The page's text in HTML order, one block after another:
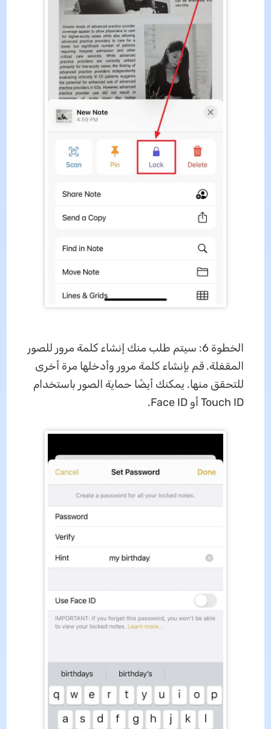
الخطوة 6: سيتم طلب منك إنشاء كلمة مرور للصور
المقفلة. قم بإنشاء كلمة مرور وأدخلها مرة أخرى
للتحقق منها. يمكنك أيضًا حماية الصور باستخدام
Touch ID أو Face ID.